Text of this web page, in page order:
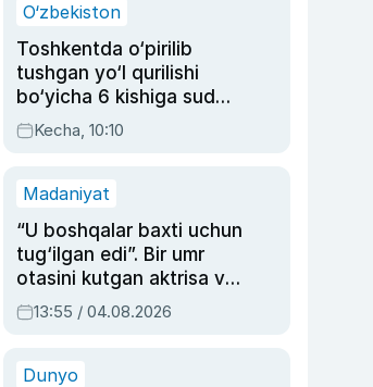
O‘zbekiston
Toshkentda o‘pirilib
tushgan yo‘l qurilishi
bo‘yicha 6 kishiga sud
hukmi o‘qildi
Kecha, 10:10
Madaniyat
“U boshqalar baxti uchun
tug‘ilgan edi”. Bir umr
otasini kutgan aktrisa va
dublyaj ustasi Rimma
Ahmedovaning
13:55 / 04.08.2026
Dunyo